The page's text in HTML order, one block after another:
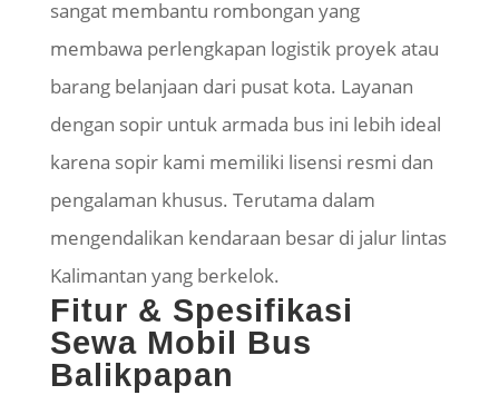
sangat membantu rombongan yang
membawa perlengkapan logistik proyek atau
barang belanjaan dari pusat kota. Layanan
dengan sopir untuk armada bus ini lebih ideal
karena sopir kami memiliki lisensi resmi dan
pengalaman khusus. Terutama dalam
mengendalikan kendaraan besar di jalur lintas
Kalimantan yang berkelok.
Fitur & Spesifikasi
Sewa Mobil Bus
Balikpapan